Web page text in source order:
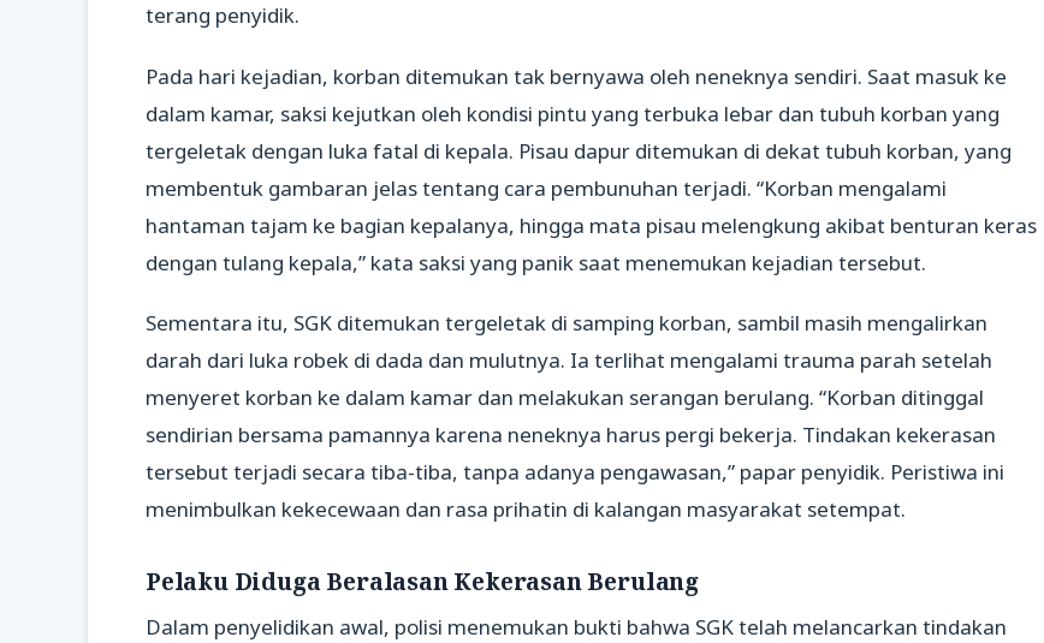
terang penyidik.
Pada hari kejadian, korban ditemukan tak bernyawa oleh neneknya sendiri. Saat masuk ke
dalam kamar, saksi kejutkan oleh kondisi pintu yang terbuka lebar dan tubuh korban yang
tergeletak dengan luka fatal di kepala. Pisau dapur ditemukan di dekat tubuh korban, yang
membentuk gambaran jelas tentang cara pembunuhan terjadi. “Korban mengalami
hantaman tajam ke bagian kepalanya, hingga mata pisau melengkung akibat benturan keras
dengan tulang kepala,” kata saksi yang panik saat menemukan kejadian tersebut.
Sementara itu, SGK ditemukan tergeletak di samping korban, sambil masih mengalirkan
darah dari luka robek di dada dan mulutnya. Ia terlihat mengalami trauma parah setelah
menyeret korban ke dalam kamar dan melakukan serangan berulang. “Korban ditinggal
sendirian bersama pamannya karena neneknya harus pergi bekerja. Tindakan kekerasan
tersebut terjadi secara tiba-tiba, tanpa adanya pengawasan,” papar penyidik. Peristiwa ini
menimbulkan kekecewaan dan rasa prihatin di kalangan masyarakat setempat.
Pelaku Diduga Beralasan Kekerasan Berulang
Dalam penyelidikan awal, polisi menemukan bukti bahwa SGK telah melancarkan tindakan